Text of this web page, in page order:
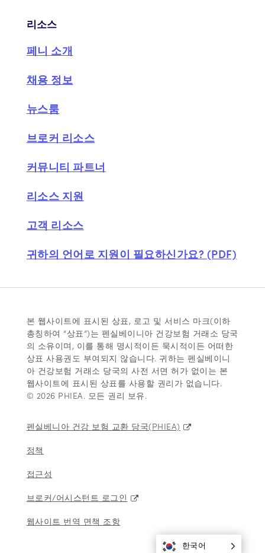
리소스
페니 소개
채용 정보
뉴스룸
브로커 리소스
커뮤니티 파트너
리소스 지원
고객 리소스
귀하의 언어로 지원이 필요하신가요? (PDF)
본 웹사이트에 표시된 상표, 로고 및 서비스 마크(이하
총칭하여 “상표”)는 펜실베이니아 건강보험 거래소 당국
의 소유이며, 이를 통해 명시적이든 묵시적이든 어떠한
상표 사용권도 부여되지 않습니다. 귀하는 펜실베이니
아 건강보험 거래소 당국의 사전 서면 허가 없이는 본
웹사이트에 표시된 상표를 사용할 권리가 없습니다.
© 2026 PHIEA. 모든 권리 보유.
펜실베니아 건강 보험 교환 당국(PHIEA)
정책
접근성
브로커/어시스턴트 로그인
웹사이트 번역 면책 조항
한국어